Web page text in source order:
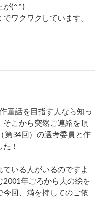
が(^^)
ワクワクしています。
童話を目指す人なら知っ
そこから突然ご連絡を頂
第34回）の選考委員と作
！
ている人がいるのですよ
年ごろから夫の絵を
回、満を持してのご依